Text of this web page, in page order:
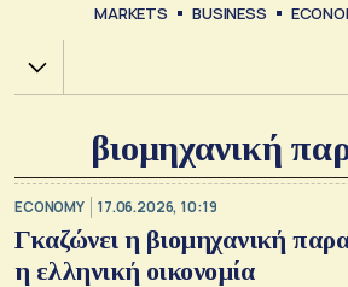
MARKETS BUSINESS
Χ.Α.
βιομηχανική
ECONOMY 17.06.2026, 10:19
Γκαζώνει η βιομηχανική
η ελληνική οικονομία